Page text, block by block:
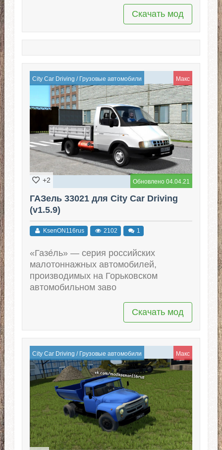
Скачать мод
City Car Driving / Грузовые автомобили Макс
Обновлено 04.04.21
+2
ГАЗель 33021 для City Car Driving
(v1.5.9)
KsenON116rus 2102 1
«Газе́ль» — серия российских
малотоннажных автомобилей,
производимых на Горьковском
автомобильном заво
Скачать мод
City Car Driving / Грузовые автомобили Макс